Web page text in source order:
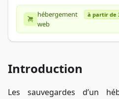
hébergement
web
à partir de
Introduction
Les sauvegardes d’un